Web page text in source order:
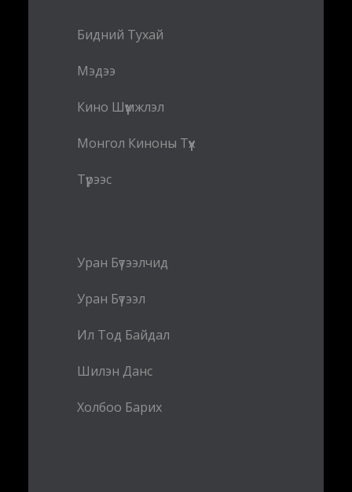
Бидний Тухай
Мэдээ
Кино Шүүмжлэл
Монгол Киноны Түүх
Түрээс
Уран Бүтээлчид
Уран Бүтээл
Ил Тод Байдал
Шилэн Данс
Холбоо Барих